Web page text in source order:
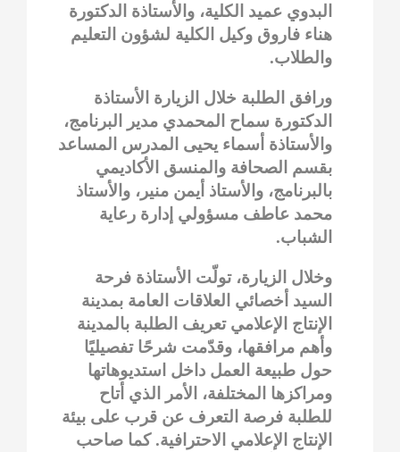
البدوي عميد الكلية، والأستاذة الدكتورة
هناء فاروق وكيل الكلية لشؤون التعليم
والطلاب.
ورافق الطلبة خلال الزيارة الأستاذة
الدكتورة سماح المحمدي مدير البرنامج،
والأستاذة أسماء يحيى المدرس المساعد
بقسم الصحافة والمنسق الأكاديمي
بالبرنامج، والأستاذ أيمن منير، والأستاذ
محمد عاطف مسؤولي إدارة رعاية
الشباب.
وخلال الزيارة، تولّت الأستاذة فرحة
السيد أخصائي العلاقات العامة بمدينة
الإنتاج الإعلامي تعريف الطلبة بالمدينة
وأهم مرافقها، وقدّمت شرحًا تفصيليًا
حول طبيعة العمل داخل استديوهاتها
ومراكزها المختلفة، الأمر الذي أتاح
للطلبة فرصة التعرف عن قرب على بيئة
الإنتاج الإعلامي الاحترافية. كما صاحب